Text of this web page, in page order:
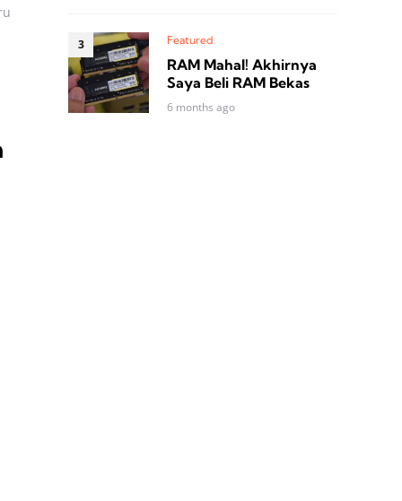
Featured
RAM Mahal! Akhirnya
Saya Beli RAM Bekas
6 months ago